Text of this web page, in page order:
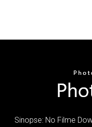
Sinopse: No Filme